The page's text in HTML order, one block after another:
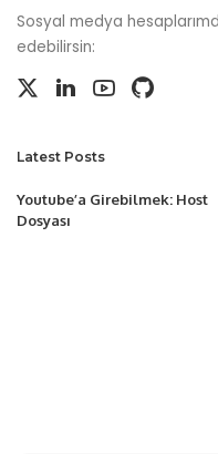
Sosyal medya
edebilirsin:
Latest Posts
Youtube’a Girebilmek: Host
Dosyası